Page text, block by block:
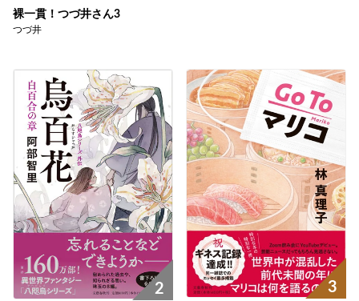
裸一貫！つづ井さん3
つづ井
2 3